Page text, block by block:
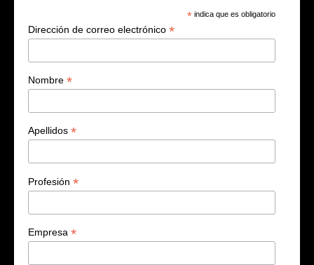
* indica que es obligatorio
Dirección de correo electrónico *
Nombre *
Apellidos *
Profesión *
Empresa *